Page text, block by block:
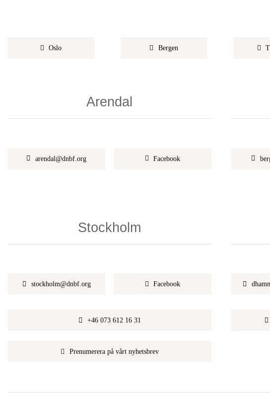
Oslo Bergen
Arendal
arendal@dnbf.org Facebook
Stockholm
stockholm@dnbf.org Facebook
+46 073 612 16 31
Prenumerera på vårt nyhetsbrev